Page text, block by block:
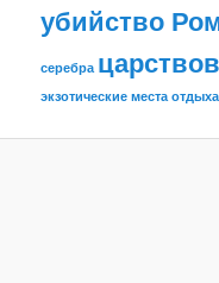
убийство
серебра
экзотические места отдыха